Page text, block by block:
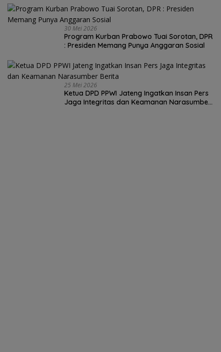
30 Mei 2026
Program Kurban Prabowo Tuai Sorotan, DPR
: Presiden Memang Punya Anggaran Sosial
25 Mei 2026
Ketua DPD PPWI Jateng Ingatkan Insan Pers
Jaga Integritas dan Keamanan Narasumber